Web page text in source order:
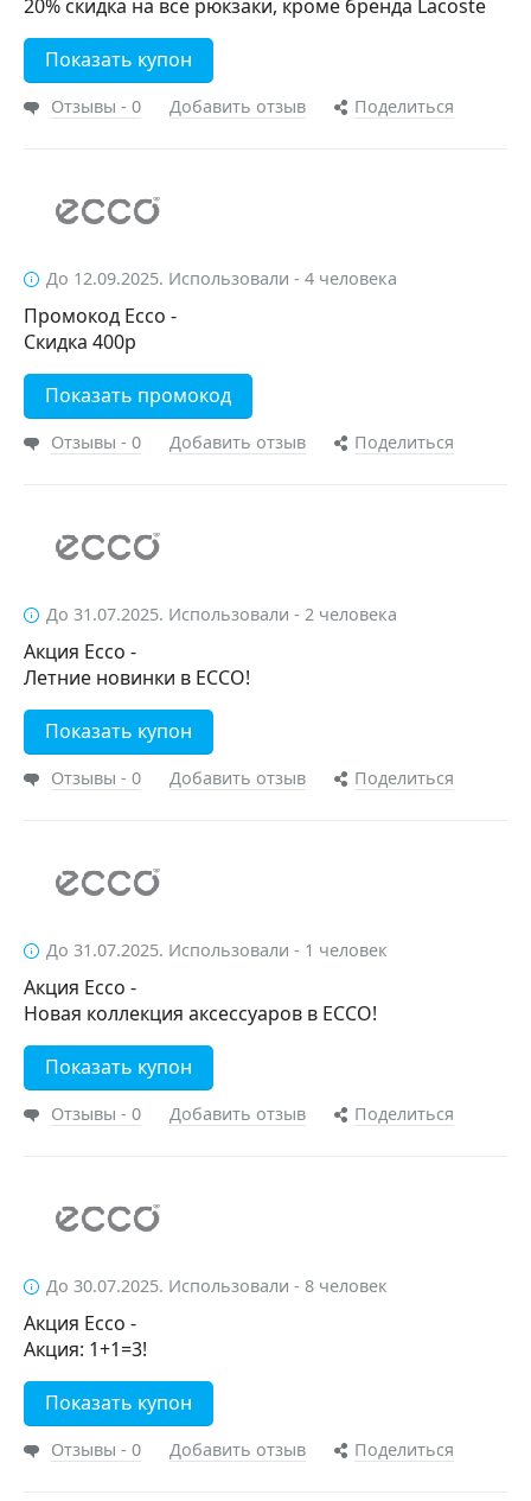
20% скидка на все рюкзаки, кроме бренда Lacoste
Показать купон
Отзывы - 0 Добавить отзыв Поделиться
До 12.09.2025. Использовали - 4 человека
Промокод Ecco -
Скидка 400р
Показать промокод
Отзывы - 0 Добавить отзыв Поделиться
До 31.07.2025. Использовали - 2 человека
Акция Ecco -
Летние новинки в ECCO!
Показать купон
Отзывы - 0 Добавить отзыв Поделиться
До 31.07.2025. Использовали - 1 человек
Акция Ecco -
Новая коллекция аксессуаров в ECCO!
Показать купон
Отзывы - 0 Добавить отзыв Поделиться
До 30.07.2025. Использовали - 8 человек
Акция Ecco -
Акция: 1+1=3!
Показать купон
Отзывы - 0 Добавить отзыв Поделиться